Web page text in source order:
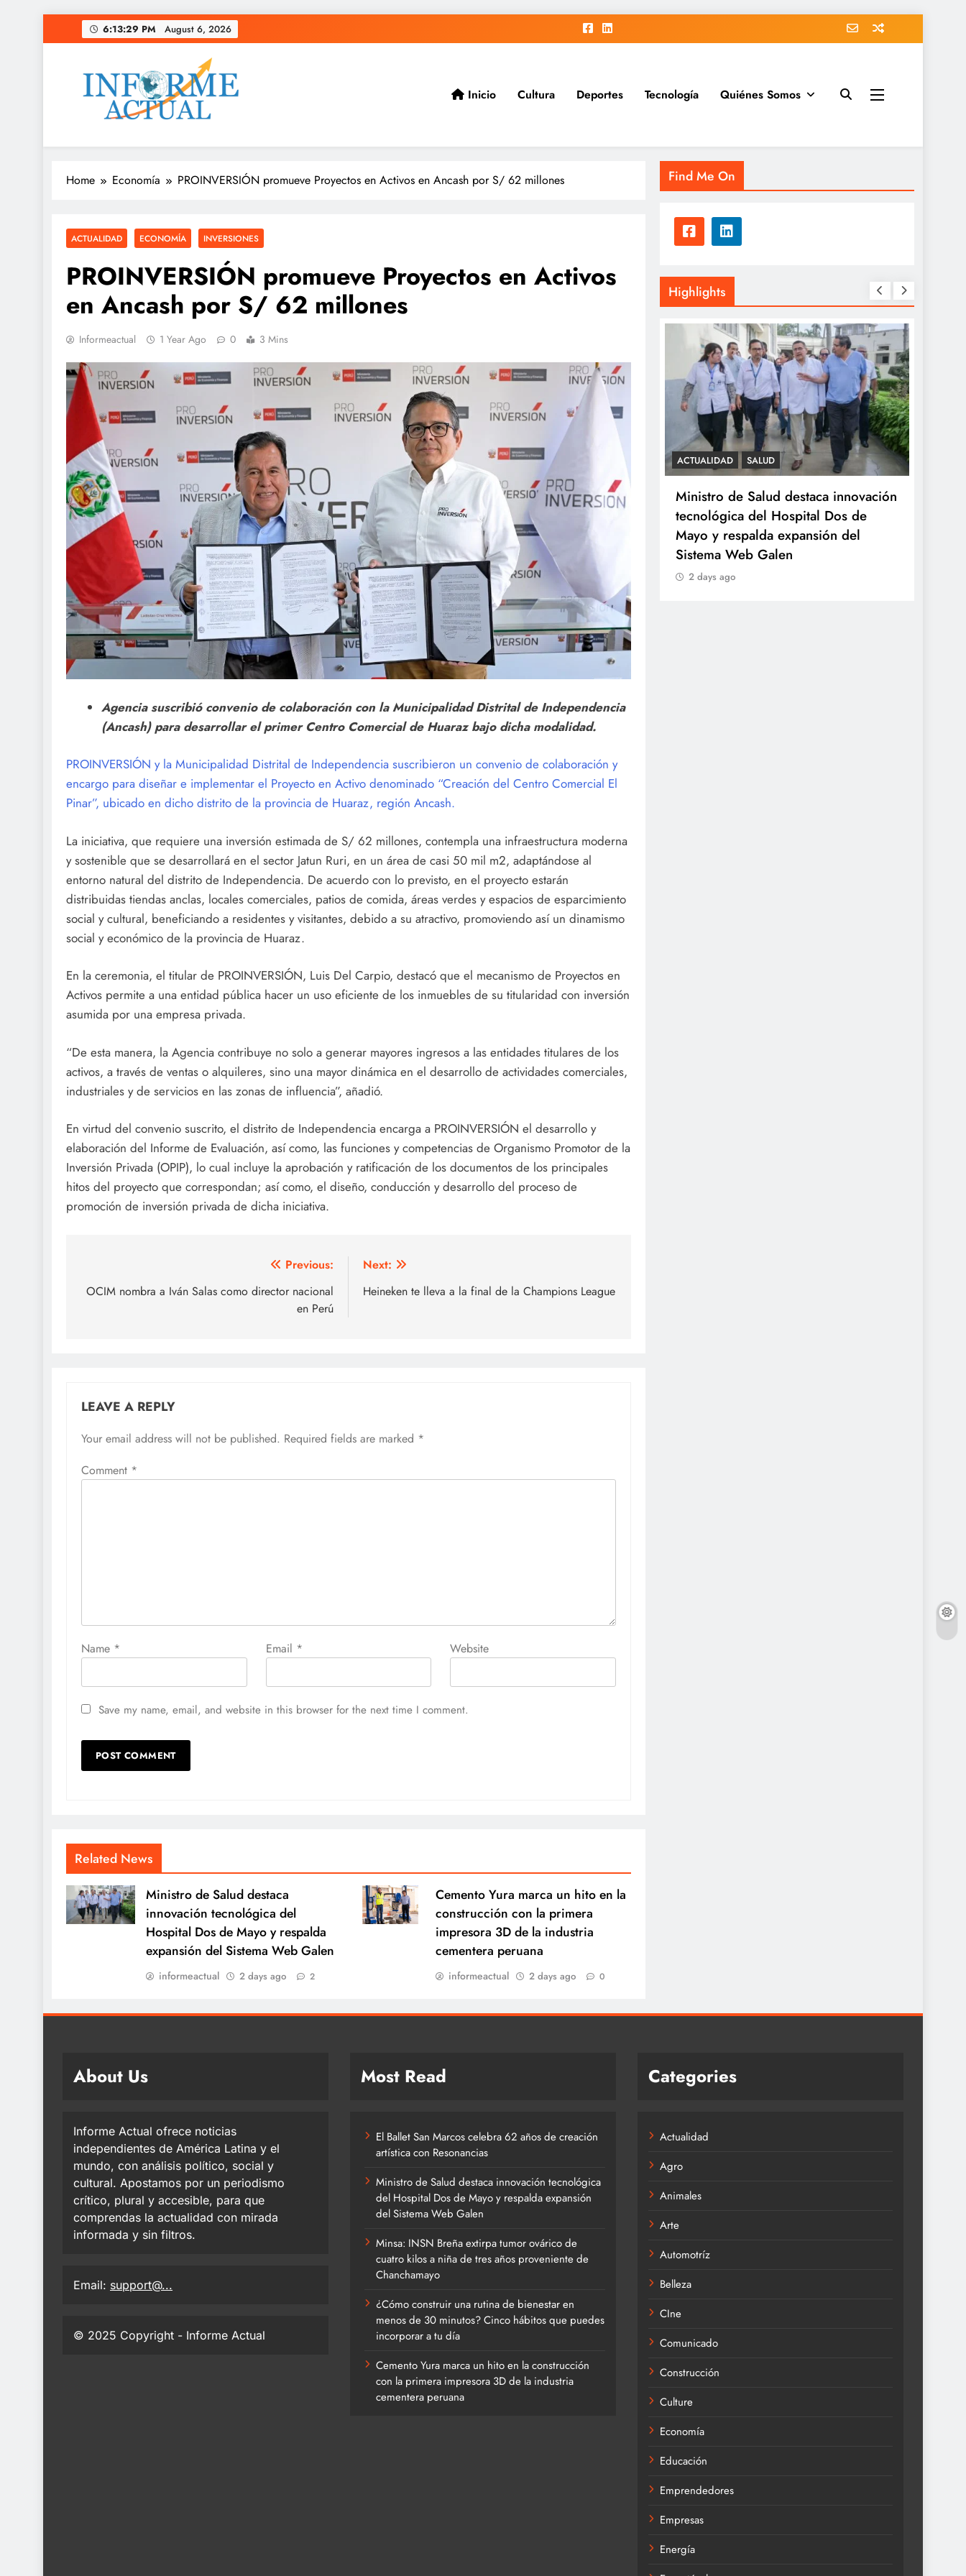
to
6:13:30 PM August 6, 2026
Informe Actual
La actualidad al instante, con veracidad y claridad.
Inicio Cultura Deportes Tecnología Quiénes Somos
Home Economía PROINVERSIÓN promueve Proyectos en Activos en Ancash por S/ 62 millones
ACTUALIDAD ECONOMÍA INVERSIONES
PROINVERSIÓN promueve Proyectos en Activos
en Ancash por S/ 62 millones
Informeactual 1 Year Ago 0 3 Mins
Agencia suscribió convenio de colaboración con la Municipalidad Distrital de Independencia
(Ancash) para desarrollar el primer Centro Comercial de Huaraz bajo dicha modalidad.
PROINVERSIÓN y la Municipalidad Distrital de Independencia suscribieron un convenio de colaboración y
encargo para diseñar e implementar el Proyecto en Activo denominado “Creación del Centro Comercial El
Pinar”, ubicado en dicho distrito de la provincia de Huaraz, región Ancash.
La iniciativa, que requiere una inversión estimada de S/ 62 millones, contempla una infraestructura moderna
y sostenible que se desarrollará en el sector Jatun Ruri, en un área de casi 50 mil m2, adaptándose al
entorno natural del distrito de Independencia. De acuerdo con lo previsto, en el proyecto estarán
distribuidas tiendas anclas, locales comerciales, patios de comida, áreas verdes y espacios de esparcimiento
social y cultural, beneficiando a residentes y visitantes, debido a su atractivo, promoviendo así un dinamismo
social y económico de la provincia de Huaraz.
En la ceremonia, el titular de PROINVERSIÓN, Luis Del Carpio, destacó que el mecanismo de Proyectos en
Activos permite a una entidad pública hacer un uso eficiente de los inmuebles de su titularidad con inversión
asumida por una empresa privada.
“De esta manera, la Agencia contribuye no solo a generar mayores ingresos a las entidades titulares de los
activos, a través de ventas o alquileres, sino una mayor dinámica en el desarrollo de actividades comerciales,
industriales y de servicios en las zonas de influencia”, añadió.
En virtud del convenio suscrito, el distrito de Independencia encarga a PROINVERSIÓN el desarrollo y
elaboración del Informe de Evaluación, así como, las funciones y competencias de Organismo Promotor de la
Inversión Privada (OPIP), lo cual incluye la aprobación y ratificación de los documentos de los principales
hitos del proyecto que correspondan; así como, el diseño, conducción y desarrollo del proceso de
promoción de inversión privada de dicha iniciativa.
navigation
Previous:
OCIM nombra a Iván Salas como director nacional
en Perú
Next:
Heineken te lleva a la final de la Champions League
LEAVE A REPLY
Your email address will not be published. Required fields are marked *
Comment *
Name * Email * Website
Save my name, email, and website in this browser for the next time I comment.
Related News
Ministro de Salud destaca
innovación tecnológica del
Hospital Dos de Mayo y respalda
expansión del Sistema Web Galen
informeactual 2 days ago 2
Cemento Yura marca un hito en la
construcción con la primera
impresora 3D de la industria
cementera peruana
informeactual 2 days ago 0
Find Me On
Highlights
ESPECTÁCULOS NOVEDADES
El Ballet San Marcos celebra 62 años
de creación artística con Resonancias
ACTUALIDAD SALUD
Ministro de Salud destaca innovación
tecnológica del Hospital Dos de
Mayo y respalda expansión del
Sistema Web Galen
2 days ago
About Us
Informe Actual ofrece noticias
independientes de América Latina y el
mundo, con análisis político, social y
cultural. Apostamos por un periodismo
crítico, plural y accesible, para que
comprendas la actualidad con mirada
informada y sin filtros.
Email: support@...
© 2025 Copyright - Informe Actual
Most Read
El Ballet San Marcos celebra 62 años de creación
artística con Resonancias
Ministro de Salud destaca innovación tecnológica
del Hospital Dos de Mayo y respalda expansión
del Sistema Web Galen
Minsa: INSN Breña extirpa tumor ovárico de
cuatro kilos a niña de tres años proveniente de
Chanchamayo
¿Cómo construir una rutina de bienestar en
menos de 30 minutos? Cinco hábitos que puedes
incorporar a tu día
Cemento Yura marca un hito en la construcción
con la primera impresora 3D de la industria
cementera peruana
Categories
Actualidad
Agro
Animales
Arte
Automotríz
Belleza
CIne
Comunicado
Construcción
Culture
Economía
Educación
Emprendedores
Empresas
Energía